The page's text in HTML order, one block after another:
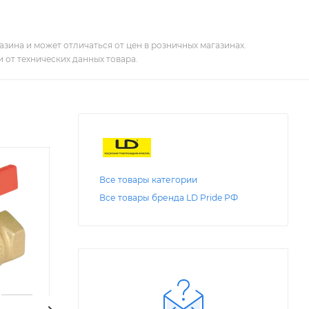
и может отличаться от цен в розничных магазинах.
технических данных товара.
Все товары категории
Все товары бренда LD Pride РФ